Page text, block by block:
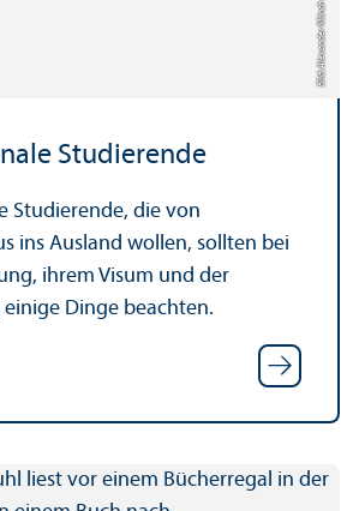
Bild: Alexander Münch
Studierende
Studierende, die von
ins Ausland wollen, sollten bei
ihrem Visum und der
Dinge beachten.